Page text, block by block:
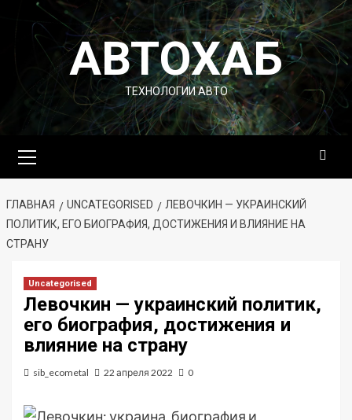
Перейти
содержимомуАВТОХАБ
ТЕХНОЛОГИИ АВТО
меню
ГЛАВНАЯ UNCATEGORISED
ЛЕВОЧКИН — УКРАИНСКИЙ
ПОЛИТИК, ЕГО БИОГРАФИЯ, ДОСТИЖЕНИЯ И ВЛИЯНИЕ НА
СТРАНУ
Uncategorised
Левочкин — украинский политик,
его биография, достижения и
влияние на страну
sib_ecometal 22 апреля 2022 0